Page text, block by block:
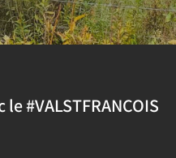
#VALSTFRANCOIS